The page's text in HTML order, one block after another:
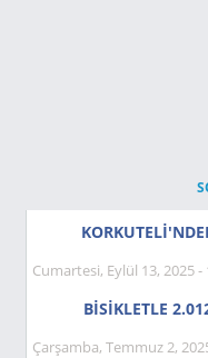
Cumartesi, Eylül 13, 2025 -
BİSİKLETLE
Çarşamba, Temmuz 2,